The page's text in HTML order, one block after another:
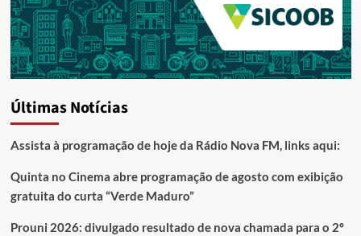
Últimas Notícias
Assista à programação de hoje da Rádio Nova FM, links aqui:
Quinta no Cinema abre programação de agosto com exibição
gratuita do curta “Verde Maduro”
Prouni 2026: divulgado resultado de nova chamada para o 2º